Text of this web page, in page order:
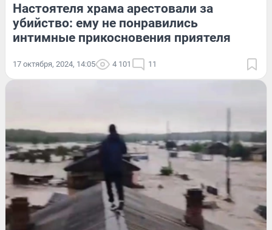
Настоятеля храма арестовали за
убийство: ему не понравились
интимные прикосновения приятеля
17 октября, 2024, 14:05 4 101 11